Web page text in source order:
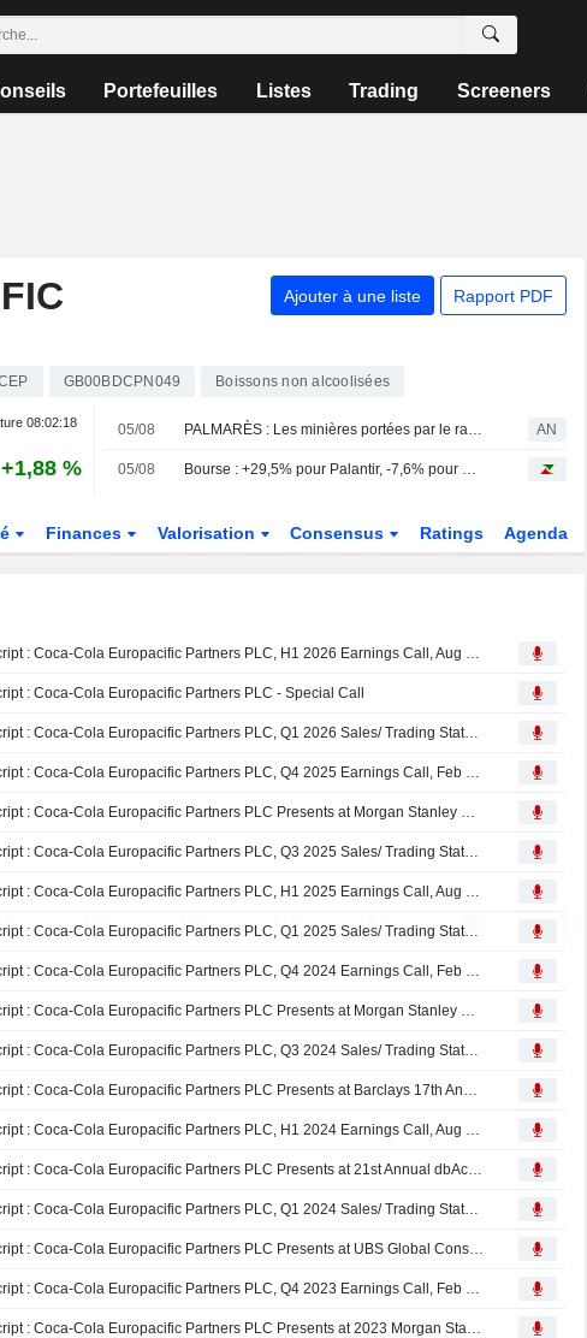
Portefeuilles Listes Trading Screeners
Ajouter à une liste Rapport PDF
GB00BDCPN049 Boissons non alcoolisées
08:02:18
+1,88 %
05/08 PALMARÈS : Les minières portées par le rallye des métaux ; Next relève encore ses prévisions AN
05/08 Bourse : +29,5% pour Palantir, -7,6% pour SpaceX et une pluie de résultats
Finances Valorisation Consensus Ratings Agenda
Transcript : Coca-Cola Europacific Partners PLC, H1 2026 Earnings Call, Aug 04, 2026
: Coca-Cola Europacific Partners PLC - Special Call
Transcript : Coca-Cola Europacific Partners PLC, Q1 2026 Sales/ Trading Statement Call, Apr 28, 2026
Transcript : Coca-Cola Europacific Partners PLC, Q4 2025 Earnings Call, Feb 17, 2026
Transcript : Coca-Cola Europacific Partners PLC Presents at Morgan Stanley Global Consumer & Retail Conference 2025, Dec-03-2025 10:15 AM
Transcript : Coca-Cola Europacific Partners PLC, Q3 2025 Sales/ Trading Statement Call, Nov 05, 2025
Transcript : Coca-Cola Europacific Partners PLC, H1 2025 Earnings Call, Aug 06, 2025
Transcript : Coca-Cola Europacific Partners PLC, Q1 2025 Sales/ Trading Statement Call, Apr 29, 2025
Transcript : Coca-Cola Europacific Partners PLC, Q4 2024 Earnings Call, Feb 14, 2025
Transcript : Coca-Cola Europacific Partners PLC Presents at Morgan Stanley Global Consumer & Retail Conference, Dec-03-2024 09:30 AM
Transcript : Coca-Cola Europacific Partners PLC, Q3 2024 Sales/ Trading Statement Call, Nov 05, 2024
Transcript : Coca-Cola Europacific Partners PLC Presents at Barclays 17th Annual Global Consumer Staples Conference, Sep-04-2024 11:15 AM
Transcript : Coca-Cola Europacific Partners PLC, H1 2024 Earnings Call, Aug 07, 2024
Transcript : Coca-Cola Europacific Partners PLC Presents at 21st Annual dbAccess Global Consumer Conference 2024, Jun-05-2024
Transcript : Coca-Cola Europacific Partners PLC, Q1 2024 Sales/ Trading Statement Call, Apr 25, 2024
Transcript : Coca-Cola Europacific Partners PLC Presents at UBS Global Consumer and Retail Conference 2024, Mar-14-2024 01:00 PM
Transcript : Coca-Cola Europacific Partners PLC, Q4 2023 Earnings Call, Feb 23, 2024
Transcript : Coca-Cola Europacific Partners PLC Presents at 2023 Morgan Stanley Global Consumer and Retail Conference, Dec-05-2023 through Dec-06-2023